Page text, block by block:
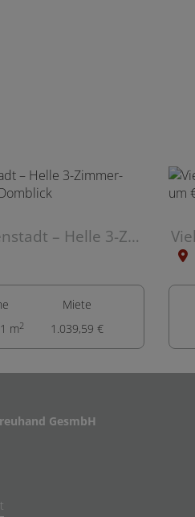
Wohnen in der Innenstadt – Helle 3-Zimmer-Wohnung mit Terrasse & Domblick
m2
Miete
1.039,59 €
GesmbH